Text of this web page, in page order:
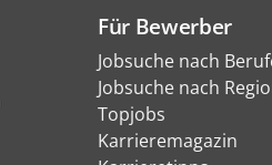
Für Bewerber
Jobsuche nach
Jobsuche nach
Topjobs
Karrieremagazin